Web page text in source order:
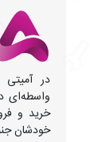
در
واسطه‌ای
خرید و
خودشان